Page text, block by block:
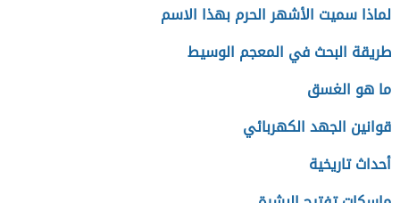
لماذا سميت الأشهر الحرم بهذا الاسم
طريقة البحث في المعجم الوسيط
ما هو الغسق
قوانين الجهد الكهربائي
أحداث تاريخية